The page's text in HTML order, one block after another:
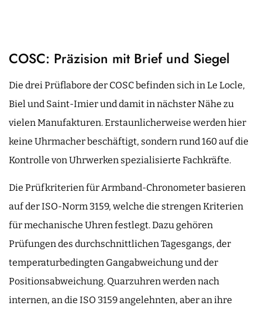
COSC: Präzision mit Brief und Siegel
Die drei Prüflabore der COSC befinden sich in Le Locle,
Biel und Saint-Imier und damit in nächster Nähe zu
vielen Manufakturen. Erstaunlicherweise werden hier
keine Uhrmacher beschäftigt, sondern rund 160 auf die
Kontrolle von Uhrwerken spezialisierte Fachkräfte.
Die Prüfkriterien für Armband-Chronometer basieren
auf der ISO-Norm 3159, welche die strengen Kriterien
für mechanische Uhren festlegt. Dazu gehören
Prüfungen des durchschnittlichen Tagesgangs, der
temperaturbedingten Gangabweichung und der
Positionsabweichung. Quarzuhren werden nach
internen, an die ISO 3159 angelehnten, aber an ihre